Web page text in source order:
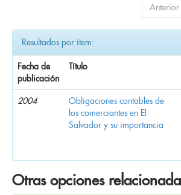
Anterior
Resultados por ítem:
Fecha de
publicación
Título
2004
Obligaciones contables de
los comerciantes en El
Salvador y su importancia
Otras opciones